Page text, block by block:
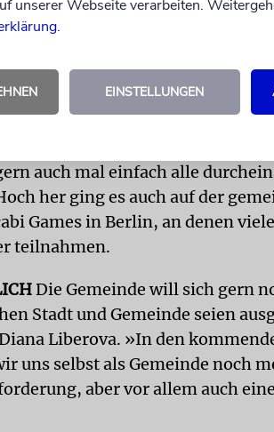
ich viele der Menschen, die
wahrscheinlich gar
zusammen ins Kino
– Anna schwärmt von der
auch mal einfach alle
her ging es auch auf der
Games in Berlin, an denen
teilnahmen.
Die Gemeinde will sich gern
Stadt und Gemeinde seien
Liberova. »In den
uns selbst als Gemeinde noch
aber vor allem auch
unserer Webseite verarbeiten.
.
EINSTELLUNGEN